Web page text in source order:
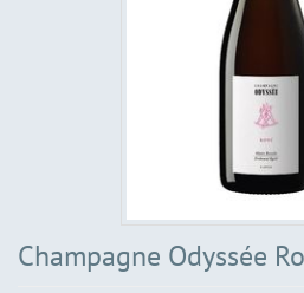
Champagne Odyssée